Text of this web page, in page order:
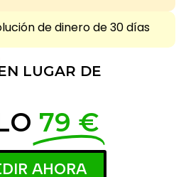
de dinero de 30 días
LUGAR DE
79 €
AHORA